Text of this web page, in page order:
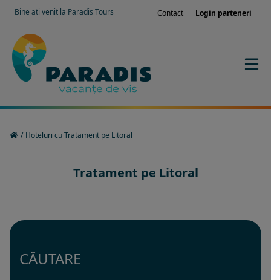
Bine ati venit la Paradis Tours Contact Login parteneri
/ Hoteluri cu Tratament pe Litoral
Tratament pe Litoral
CĂUTARE